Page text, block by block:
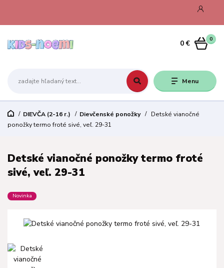
Menu
0
0 €
DIEVČA (2-16 r.) Dievčenské ponožky
Detské vianočné
ponožky termo froté sivé, veľ. 29-31
Detské vianočné ponožky termo froté
sivé, veľ. 29-31
Novinka